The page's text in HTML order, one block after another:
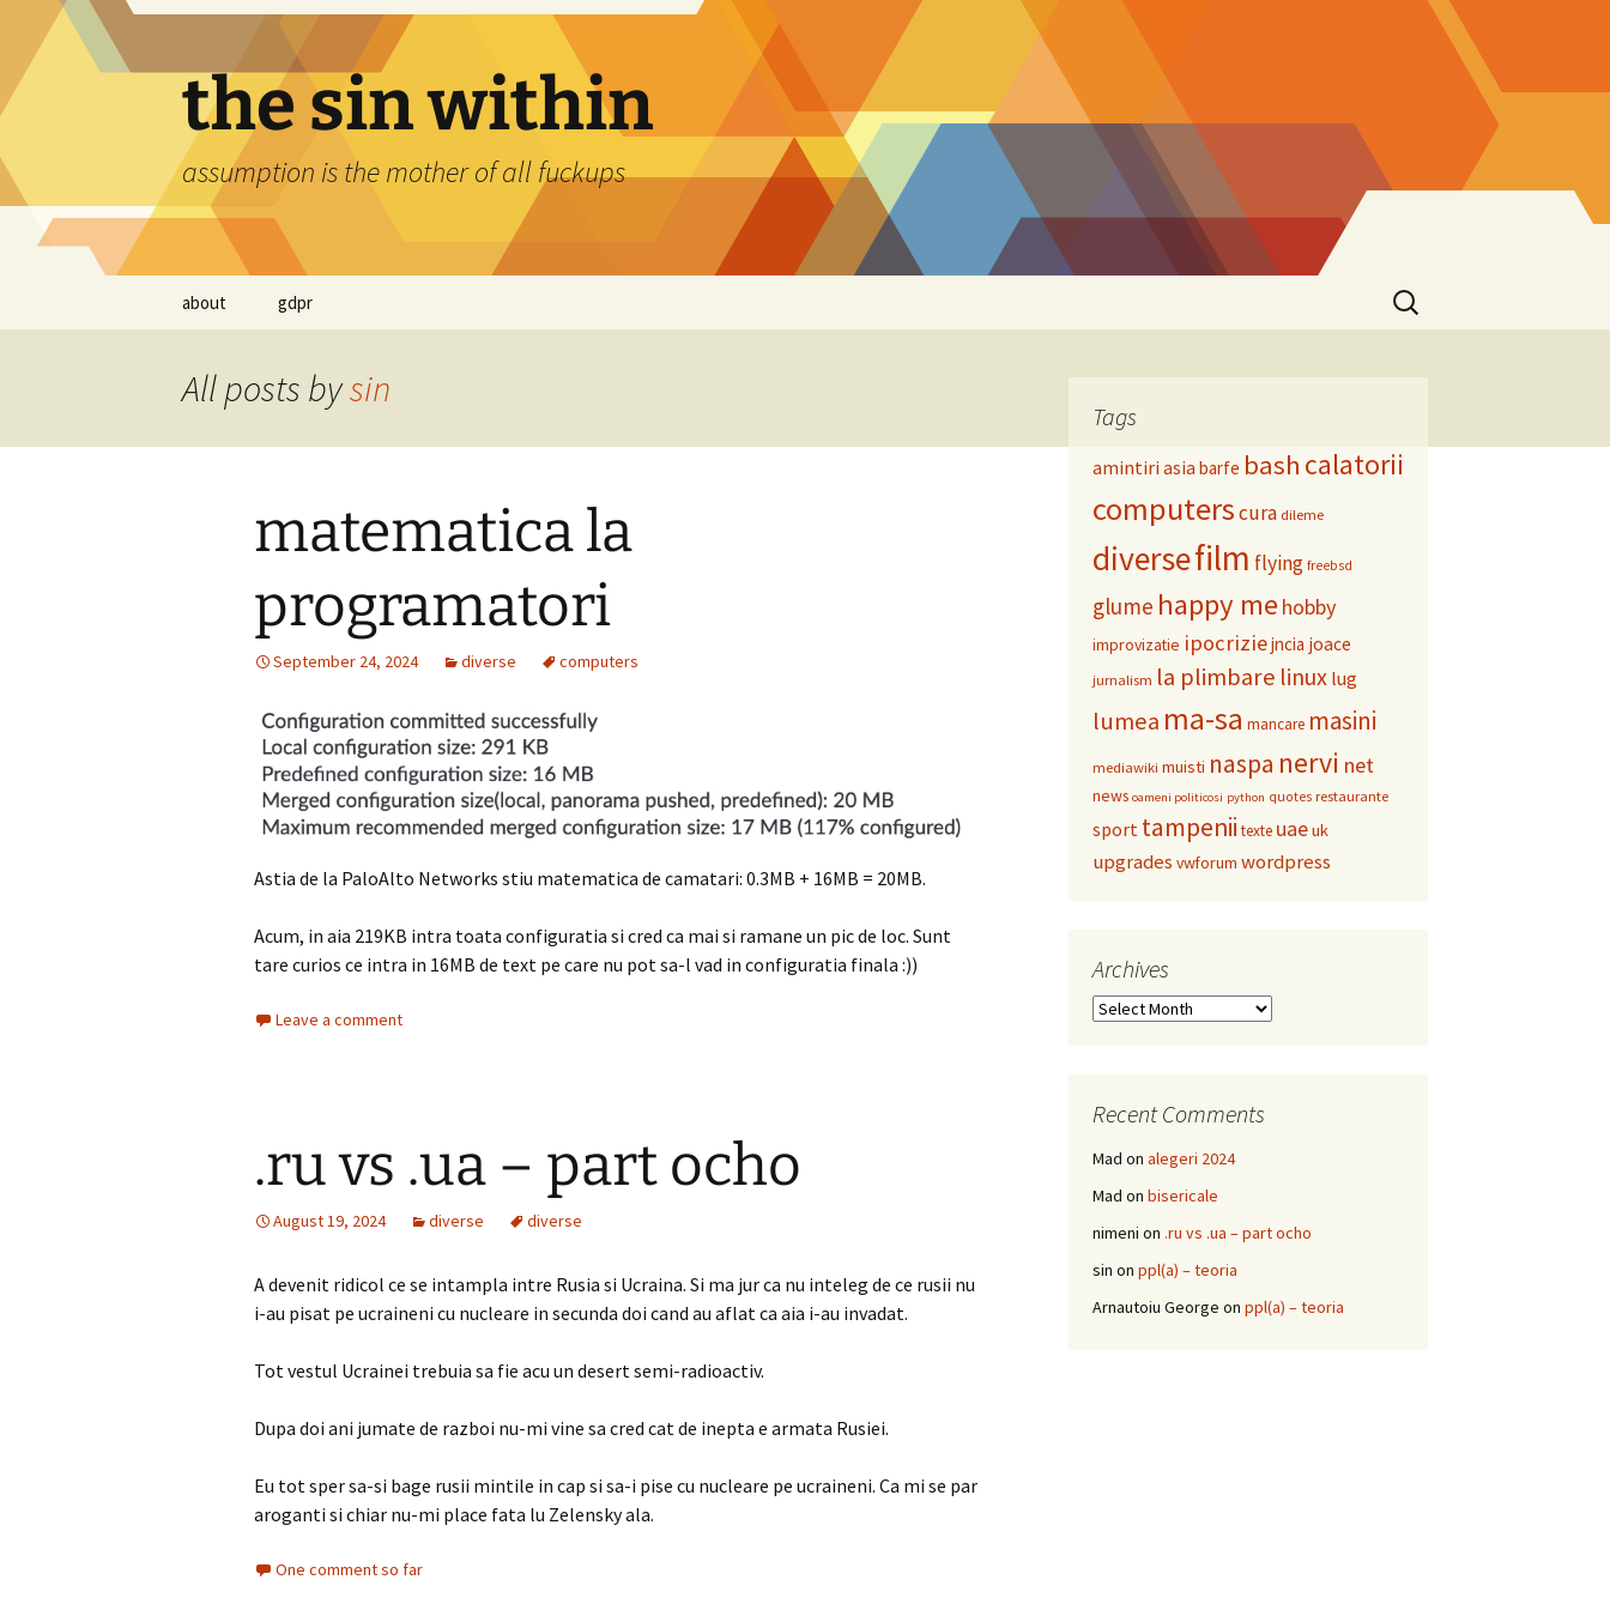
content
the sin within
assumption is the mother of all fuckups
about gdpr
Search
for:
All posts bysin
matematica la
programatori
September 24, 2024 diverse computers
Astia de la PaloAlto Networks stiu matematica de camatari: 0.3MB + 16MB = 20MB.
Acum, in aia 219KB intra toata configuratia si cred ca mai si ramane un pic de loc. Sunt
tare curios ce intra in 16MB de text pe care nu pot sa-l vad in configuratia finala :))
Leave a comment
.ru vs .ua – part ocho
August 19, 2024 diverse diverse
A devenit ridicol ce se intampla intre Rusia si Ucraina. Si ma jur ca nu inteleg de ce rusii nu
i-au pisat pe ucraineni cu nucleare in secunda doi cand au aflat ca aia i-au invadat.
Tot vestul Ucrainei trebuia sa fie acu un desert semi-radioactiv.
Dupa doi ani jumate de razboi nu-mi vine sa cred cat de inepta e armata Rusiei.
Eu tot sper sa-si bage rusii mintile in cap si sa-i pise cu nucleare pe ucraineni. Ca mi se par
aroganti si chiar nu-mi place fata lu Zelensky ala.
One comment so far
Tags
amintiriasia barfe bash calatorii
computerscura dileme
diversefilm flying freebsd
glume happy me hobby
improvizatie ipocriziejncia joace
jurnalism la plimbare linux lug
lumea ma-sa mancare masini
mediawiki muisti naspa nervi net
news oameni politicosi python quotes restaurante
sport tampenii texte uaeuk
upgrades vwforum wordpress
Archives
Archives
Recent Comments
Mad on alegeri 2024
Mad on bisericale
nimeni on .ru vs .ua – part ocho
sin on ppl(a) – teoria
Arnautoiu George on ppl(a) – teoria